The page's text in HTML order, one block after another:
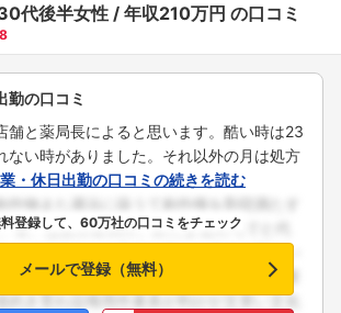
代後半女性 年収210万円 の口コミ
勤の口コミ
舗と薬局長によると思います。酷い時は23
ない時がありました。それ以外の月は処方
・休日出勤の口コミの続きを読む
料登録して、60万社の口コミをチェック
メールで登録（無料）